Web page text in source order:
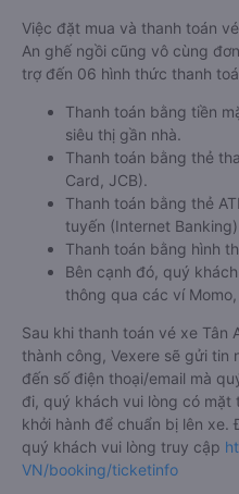
Việc đặt mua và thanh toán
An ghế ngồi cũng vô cùng
trợ đến 06 hình thức thanh
Thanh toán bằng tiền
siêu thị gần nhà.
Thanh toán bằng thẻ
Card, JCB).
Thanh toán bằng thẻ
tuyến (Internet Banking).
Thanh toán bằng hình
Bên cạnh đó, quý
thông qua các ví
Sau khi thanh toán vé xe Tân
thành công, Vexere sẽ gửi tin
đến số điện thoại/email mà
đi, quý khách vui lòng có
khởi hành để chuẩn bị lên xe.
quý khách vui lòng truy cập
VN/booking/ticketinfo